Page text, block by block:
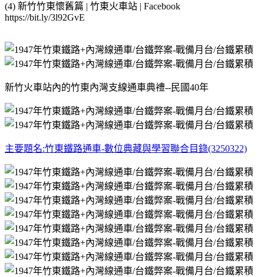
(4) 新竹竹東懷舊篇 | 竹東火車站 | Facebook
https://bit.ly/3l92GvE
新竹火車站內的竹東內灣支線通車典禮--民國40年
主要題名:竹東鐵路通車-數位典藏與學習聯合目錄(3250322)